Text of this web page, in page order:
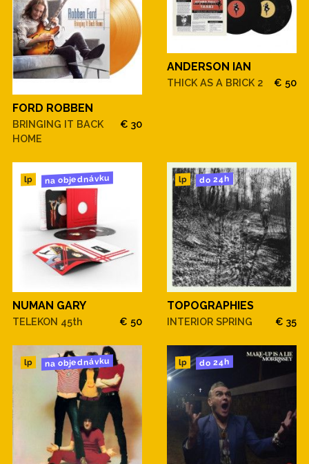
FORD ROBBEN
BRINGING IT BACK
HOME
€ 30
ANDERSON IAN
THICK AS A BRICK 2 € 50
lp na objednávku
NUMAN GARY
TELEKON 45th € 50
lp do 24h
TOPOGRAPHIES
INTERIOR SPRING € 35
lp na objednávku lp do 24h